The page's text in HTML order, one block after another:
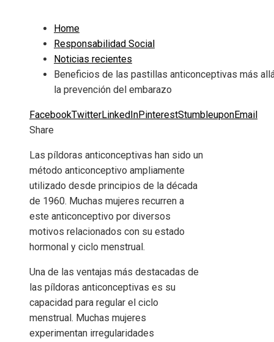
Home
Responsabilidad Social
Noticias recientes
Beneficios de las pastillas anticonceptivas más
la prevención del embarazo
FacebookTwitterLinkedInPinterestStumbleuponEmail
Share
Las píldoras anticonceptivas han sido un
método anticonceptivo ampliamente
utilizado desde principios de la década
de 1960. Muchas mujeres recurren a
este anticonceptivo por diversos
motivos relacionados con su estado
hormonal y ciclo menstrual.
Una de las ventajas más destacadas de
las píldoras anticonceptivas es su
capacidad para regular el ciclo
menstrual. Muchas mujeres
experimentan irregularidades